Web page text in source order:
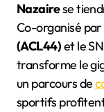
Nazairese
Co-organisé par
(ACL44)et le
transforme le
un parcours de
sportifs profitent